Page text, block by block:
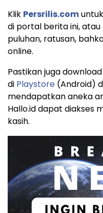
Klik Persrilis.com
di portal berita ini,
puluhan, ratusan,
online.
Pastikan juga
di Playstore (Android)
mendapatkan aneka
Hallo.id dapat diakses
kasih.